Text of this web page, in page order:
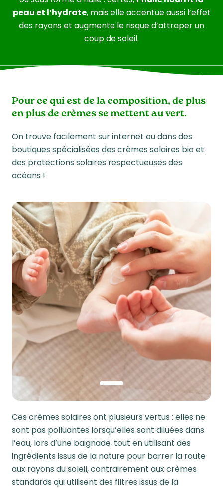
peau et l’hydrate, mais elle accentue aussi l’effet
des rayons et augmente le risque d’attraper un
coup de soleil.
Pour ce qui est de la composition, de plus
en plus de crèmes se mettent au vert.
On trouve facilement sur internet ou dans des
boutiques spécialisées des crèmes solaires bio et
des protections solaires respectueuses des
océans !
1
Ces crèmes solaires ont plusieurs vertus : elles ne
sont pas polluantes lorsqu’elles sont diluées dans
l’eau, lors d’une baignade, tout en utilisant des
ingrédients issus de la nature pour barrer la route
aux rayons du soleil, contrairement aux crèmes
standards qui utilisent des filtres issus de la